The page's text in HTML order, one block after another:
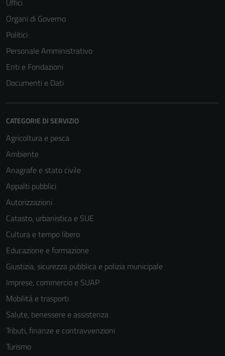
Uffici
Organi di Governo
Politici
Personale Amministrativo
Enti e Fondazioni
Documenti e Dati
CATEGORIE DI SERVIZIO
Agricoltura e pesca
Ambiente
Anagrafe e stato civile
Appalti pubblici
Autorizzazioni
Catasto, urbanistica e SUE
Cultura e tempo libero
Educazione e formazione
Giustizia, sicurezza pubblica e polizia municipale
Imprese, commercio e SUAP
Mobilità e trasporti
Salute, benessere e assistenza
Tributi, finanze e contravvenzioni
Turismo
Tecnici